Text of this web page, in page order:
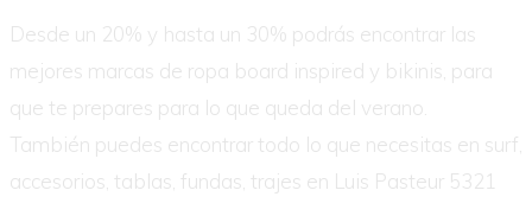
Desde un 20% y hasta un 30% podrás encontrar las
mejores marcas de ropa board inspired y bikinis, para
que te prepares para lo que queda del verano.
También puedes encontrar todo lo que necesitas en surf,
accesorios, tablas, fundas, trajes en Luis Pasteur 5321